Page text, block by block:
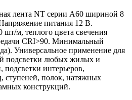
лента NT серии A60 шириной 8
питания 12 В.
м, теплого цвета свечения
CRI>90. Минимальный
Универсальное применение для
подсветки любых жилых и
интерьеров,
ступеней, полок, натяжных
конструкций.